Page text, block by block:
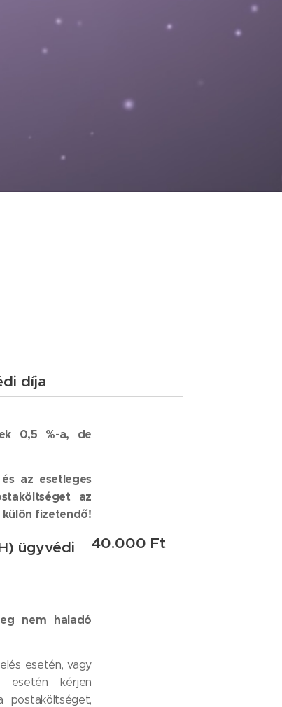
díja
0,5 %-a, de
az esetleges
az
fizetendő!
ügyvédi
40.000 Ft
nem haladó
esetén, vagy
esetén kérjen
postaköltséget,